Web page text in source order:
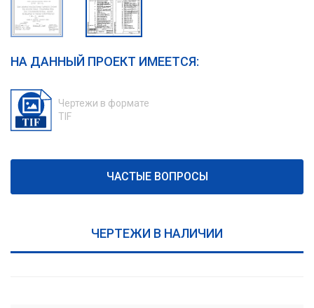
НА ДАННЫЙ ПРОЕКТ ИМЕЕТСЯ:
Чертежи в формате
TIF
ЧАСТЫЕ ВОПРОСЫ
ЧЕРТЕЖИ В НАЛИЧИИ